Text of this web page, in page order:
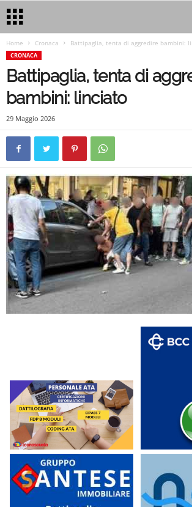
Home Cronaca Battipaglia, tenta di aggredire bambini:
CRONACA
Battipaglia, tenta di
bambini: linciato
29 Maggio 2026